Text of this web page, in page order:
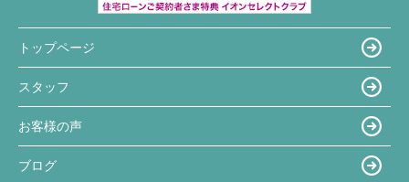
トップページ
スタッフ
お客様の声
ブログ